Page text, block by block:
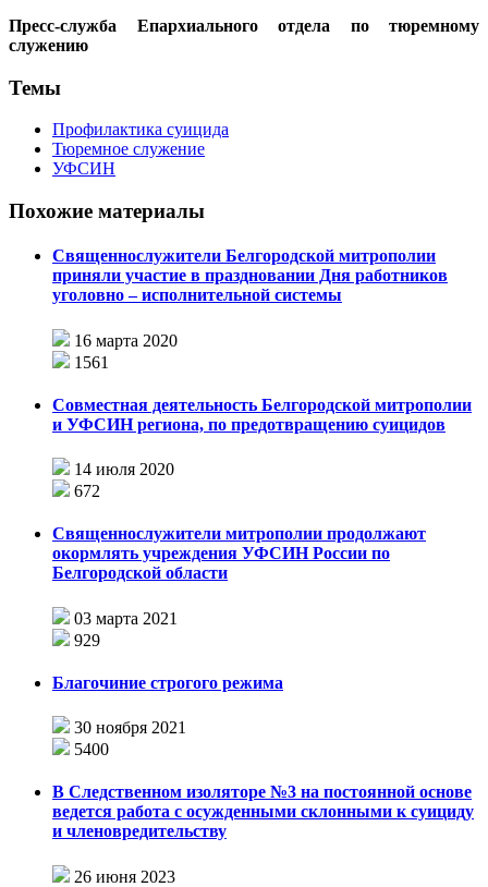
Пресс-служба Епархиального отдела по тюремному
служению
Темы
Профилактика суицида
Тюремное служение
УФСИН
Похожие материалы
Священнослужители Белгородской митрополии
приняли участие в праздновании Дня работников
уголовно – исполнительной системы
16 марта 2020
1561
Совместная деятельность Белгородской митрополии
и УФСИН региона, по предотвращению суицидов
14 июля 2020
672
Священнослужители митрополии продолжают
окормлять учреждения УФСИН России по
Белгородской области
03 марта 2021
929
Благочиние строгого режима
30 ноября 2021
5400
В Следственном изоляторе №3 на постоянной основе
ведется работа с осужденными склонными к суициду
и членовредительству
26 июня 2023